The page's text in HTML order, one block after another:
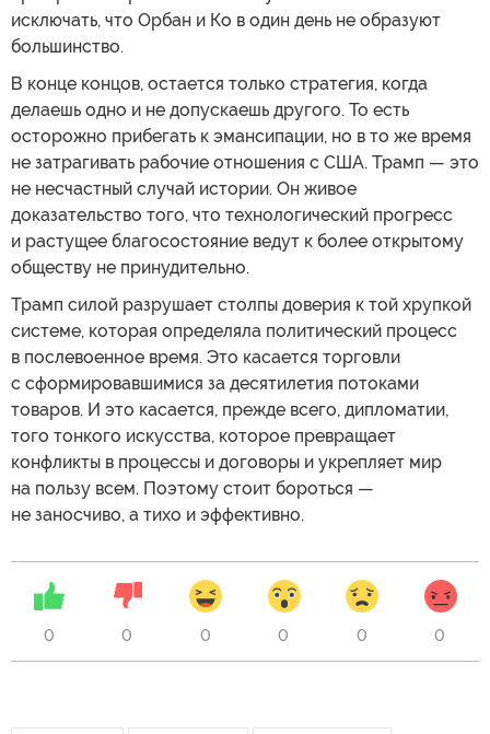
исключать, что Орбан и Ко в один день не образуют
большинство.
В конце концов, остается только стратегия, когда
делаешь одно и не допускаешь другого. То есть
осторожно прибегать к эмансипации, но в то же время
не затрагивать рабочие отношения с США. Трамп — это
не несчастный случай истории. Он живое
доказательство того, что технологический прогресс
и растущее благосостояние ведут к более открытому
обществу не принудительно.
Трамп силой разрушает столпы доверия к той хрупкой
системе, которая определяла политический процесс
в послевоенное время. Это касается торговли
с сформировавшимися за десятилетия потоками
товаров. И это касается, прежде всего, дипломатии,
того тонкого искусства, которое превращает
конфликты в процессы и договоры и укрепляет мир
на пользу всем. Поэтому стоит бороться —
не заносчиво, а тихо и эффективно.
0 0 0 0 0 0